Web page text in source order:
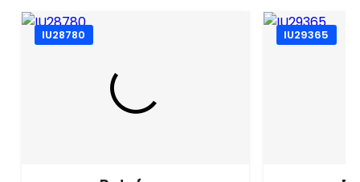
IU28780 IU29365